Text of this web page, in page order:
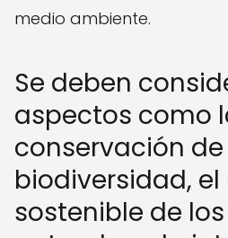
medio ambiente.
Se deben
aspectos como
conservación
biodiversidad, el
sostenible de